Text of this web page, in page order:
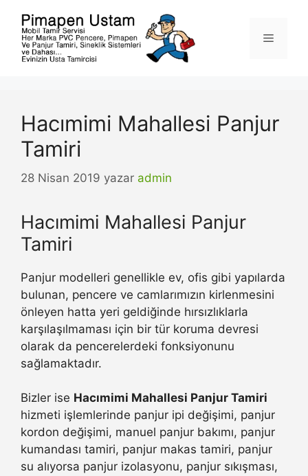
Menü
Hacımimi Mahallesi Panjur
Tamiri
28 Nisan 2019 yazar admin
Hacımimi Mahallesi Panjur
Tamiri
Panjur modelleri genellikle ev, ofis gibi yapılarda
bulunan, pencere ve camlarımızın kirlenmesini
önleyen hatta yeri geldiğinde hırsızlıklarla
karşılaşılmaması için bir tür koruma devresi
olarak da pencerelerdeki fonksiyonunu
sağlamaktadır.
Bizler ise Hacımimi Mahallesi Panjur Tamiri
hizmeti işlemlerinde panjur ipi değişimi, panjur
kordon değişimi, manuel panjur bakımı, panjur
kumandası tamiri, panjur makas tamiri, panjur
su alıyorsa panjur izolasyonu, panjur sıkışması,